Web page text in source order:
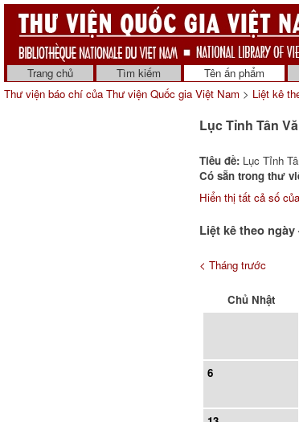
Trang chủ Tìm kiếm Tên ấn phẩm
Thư viện báo chí của Thư viện Quốc gia Việt Nam > Liệt kê
Lục Tỉnh Tân
Tiêu đề: Lục Tỉnh
Có sẵn trong thư
Hiển thị tất cả số
Liệt kê theo
< Tháng trước
Chủ Nhật
6